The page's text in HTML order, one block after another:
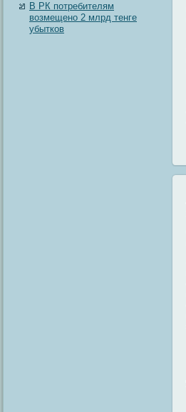
В РК потребителям
возмещено 2 млрд тенге
убытков